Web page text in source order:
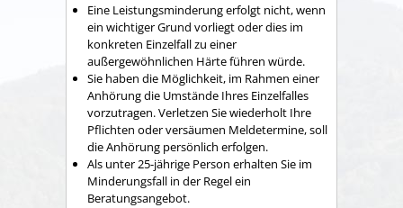
Eine Leistungsminderung erfolgt nicht, wenn
ein wichtiger Grund vorliegt oder dies im
konkreten Einzelfall zu einer
außergewöhnlichen Härte führen würde.
Sie haben die Möglichkeit, im Rahmen einer
Anhörung die Umstände Ihres Einzelfalles
vorzutragen. Verletzen Sie wiederholt Ihre
Pflichten oder versäumen Meldetermine, soll
die Anhörung persönlich erfolgen.
Als unter 25-jährige Person erhalten Sie im
Minderungsfall in der Regel ein
Beratungsangebot.